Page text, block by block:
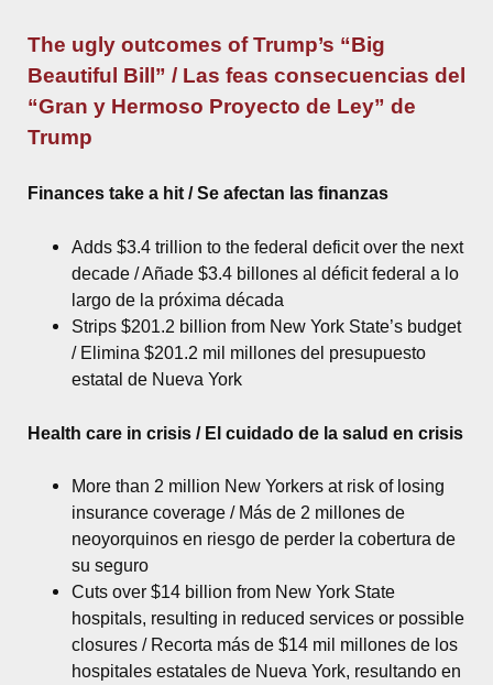
The ugly outcomes of Trump’s “Big
Beautiful Bill” / Las feas consecuencias del
“Gran y Hermoso Proyecto de Ley” de
Trump
Finances take a hit / Se afectan las finanzas
Adds $3.4 trillion to the federal deficit over the next
decade / Añade $3.4 billones al déficit federal a lo
largo de la próxima década
Strips $201.2 billion from New York State’s budget
/ Elimina $201.2 mil millones del presupuesto
estatal de Nueva York
Health care in crisis / El cuidado de la salud en crisis
More than 2 million New Yorkers at risk of losing
insurance coverage / Más de 2 millones de
neoyorquinos en riesgo de perder la cobertura de
su seguro
Cuts over $14 billion from New York State
hospitals, resulting in reduced services or possible
closures / Recorta más de $14 mil millones de los
hospitales estatales de Nueva York, resultando en